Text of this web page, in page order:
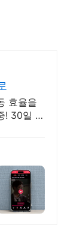
효율을
! 30일 무